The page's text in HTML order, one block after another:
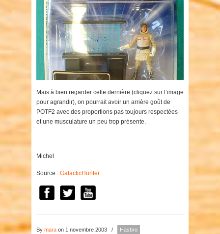
Mais à bien regarder cette dernière (cliquez sur l’image
pour agrandir), on pourrait avoir un arrière goût de
POTF2 avec des proportions pas toujours respectées
et une musculature un peu trop présente.
Michel
Source : GalacticHunter
By mara on 1 novembre 2003 / Hasbro